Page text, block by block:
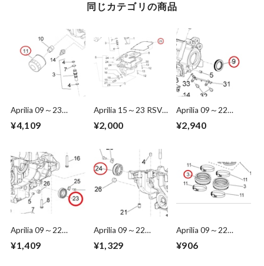
同じカテゴリの商品
Aprilia 09～23
/1100 Oil filter
¥4,109
Aprilia 15～23 RSV4
857452
¥2,000
Aprilia 09～22
/1100 Gasket ring
¥2,940
Aprilia 09～22
/1100 Bearing
¥1,409
Aprilia 09～22
/1100 Bearing
¥1,329
Aprilia 09～22
/1100 Union
¥906